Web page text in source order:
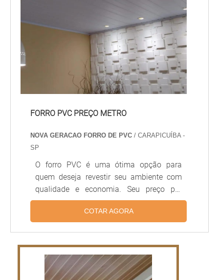
FORRO PVC PREÇO METRO
NOVA GERACAO FORRO DE PVC/ CARAPICUÍBA -
SP
O forro PVC é uma ótima opção para
quem deseja revestir seu ambiente com
qualidade e economia. Seu preço por
metro é acessível, tornando-o uma ótima
alternativa para quem busca economizar
o torna ideal para qualquer ambiente.
Aproveite e compre o seu forro PVC com
preço por metro acessível e qualidade
COTAR AGORA